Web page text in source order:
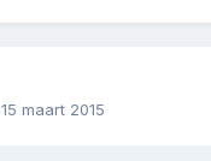
15 maart 2015